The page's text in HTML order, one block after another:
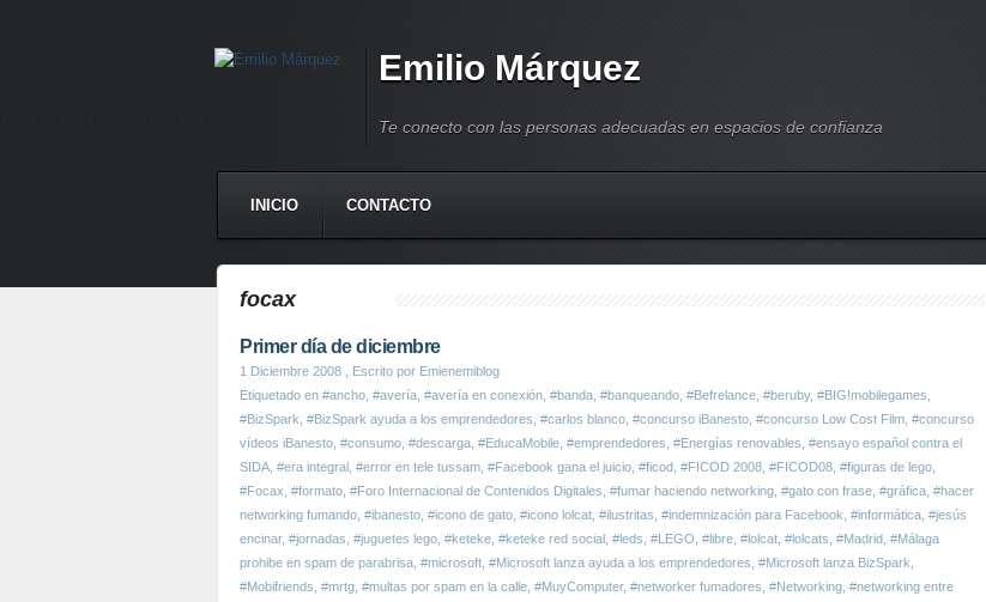
Emilio Márquez
Te conecto con las personas adecuadas en espacios de confianza
INICIO CONTACTO
focax
Primer día de diciembre
1 Diciembre 2008 , Escrito por Emienemiblog
Etiquetado en #ancho #avería #avería en conexión #banda #banqueando #Befrelance #beruby, #BIG!mobilegames
#BizSpark #BizSpark ayuda a los emprendedores #carlos blanco #concurso iBanesto #concurso Low Cost Film #concurso
vídeos iBanesto #consumo #descarga #EducaMobile #emprendedores #Energías renovables #ensayo español contra el
SIDA #era integral #error en tele tussam #Facebook gana el juicio #ficod #FICOD 2008 #FICOD08 #figuras de lego
#Focax #formato #Foro Internacional de Contenidos Digitales #fumar haciendo networking #gato con frase #gráfica #hacer
networking fumando #ibanesto #icono de gato #icono lolcat #ilustritas #indemnización para Facebook #informática #jesús
encinar, #jornadas #juguetes lego #keteke #keteke red social #leds #LEGO #libre #lolcat #lolcats #Madrid #Málaga
prohibe en spam de parabrisa #microsoft #Microsoft lanza ayuda a los emprendedores #Microsoft lanza BizSpark
#Mobifriends #mrtg #multas por spam en la calle #MuyComputer, #networker fumadores #Networking #networking entre